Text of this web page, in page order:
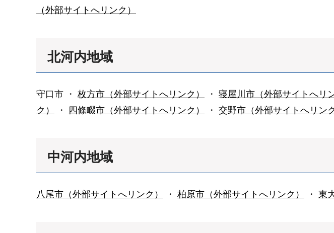
（外部サイトへリンク）
北河内地域
守口市 ・ 枚方市（外部サイトへリンク） ・ 寝屋川市（外部サイトへリ
ク）
・ 四條畷市（外部サイトへリンク） ・ 交野市（外部サイトへリンク
中河内地域
八尾市（外部サイトへリンク） ・ 柏原市（外部サイトへリンク） ・ 東